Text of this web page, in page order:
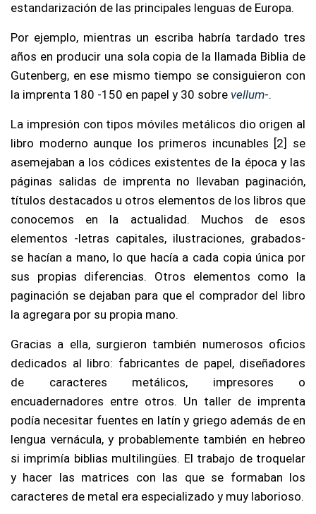
estandarización de las principales lenguas de Europa.
Por ejemplo, mientras un escriba habría tardado tres
años en producir una sola copia de la llamada Biblia de
Gutenberg, en ese mismo tiempo se consiguieron con
la imprenta 180 -150 en papel y 30 sobre vellum-.
La impresión con tipos móviles metálicos dio origen al
libro moderno aunque los primeros incunables [2] se
asemejaban a los códices existentes de la época y las
páginas salidas de imprenta no llevaban paginación,
títulos destacados u otros elementos de los libros que
conocemos en la actualidad. Muchos de esos
elementos -letras capitales, ilustraciones, grabados-
se hacían a mano, lo que hacía a cada copia única por
sus propias diferencias. Otros elementos como la
paginación se dejaban para que el comprador del libro
la agregara por su propia mano.
Gracias a ella, surgieron también numerosos oficios
dedicados al libro: fabricantes de papel, diseñadores
de caracteres metálicos, impresores o
encuadernadores entre otros. Un taller de imprenta
podía necesitar fuentes en latín y griego además de en
lengua vernácula, y probablemente también en hebreo
si imprimía biblias multilingües. El trabajo de troquelar
y hacer las matrices con las que se formaban los
caracteres de metal era especializado y muy laborioso.